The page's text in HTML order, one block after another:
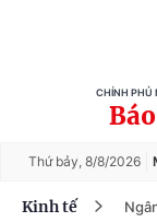
CHÍNH PHỦ
Thứ bảy, 8/8/2026
Kinh tế